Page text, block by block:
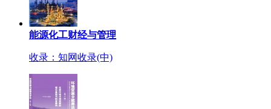
能源化工财经与管理
收录：知网收录(中)